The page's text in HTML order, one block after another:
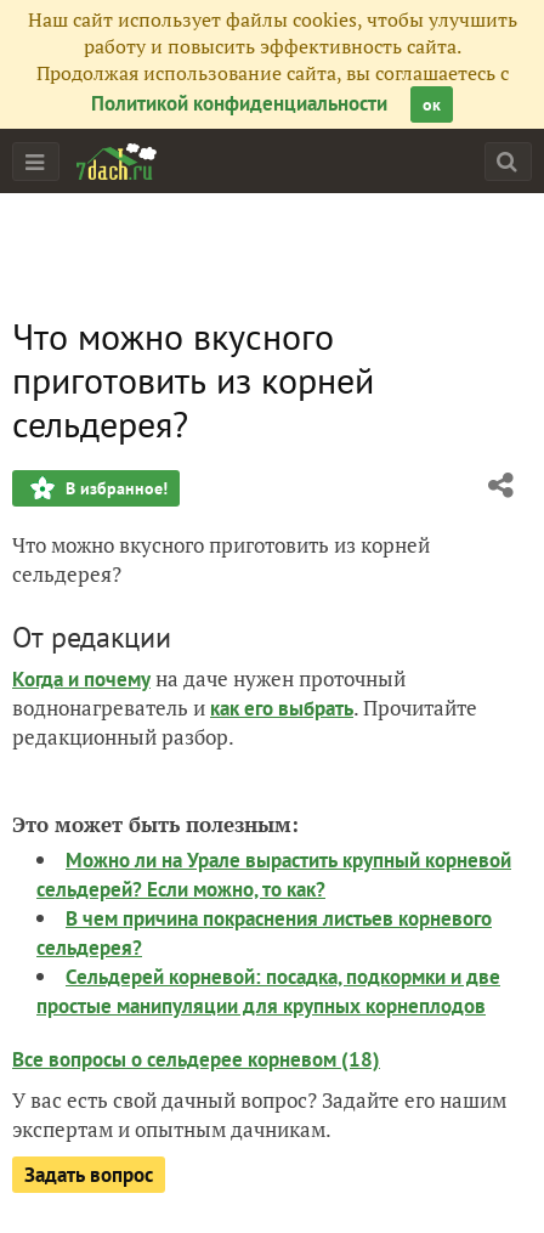
Наш сайт использует файлы cookies, чтобы улучшить
работу и повысить эффективность сайта.
Продолжая использование сайта, вы соглашаетесь с
Политикой конфиденциальности
ок
Что можно вкусного
приготовить из корней
сельдерея?
В избранное!
Что можно вкусного приготовить из корней
сельдерея?
От редакции
Когда и почемуна даче нужен проточный
воднонагреватель и как его выбрать. Прочитайте
редакционный разбор.
Это может быть полезным:
Можно ли на Урале вырастить крупный корневой
сельдерей? Если можно, то как?
В чем причина покраснения листьев корневого
сельдерея?
Сельдерей корневой: посадка, подкормки и две
простые манипуляции для крупных корнеплодов
Все вопросы о сельдерее корневом (18)
У вас есть свой дачный вопрос? Задайте его нашим
экспертам и опытным дачникам.
Задать вопрос